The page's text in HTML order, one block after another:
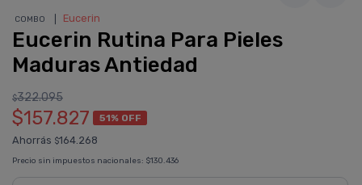
COMBO Eucerin
Eucerin Rutina Para Pieles
Maduras Antiedad
$322.095
$157.827 51% OFF
Ahorrás $164.268
Precio sin impuestos nacionales: $130.436